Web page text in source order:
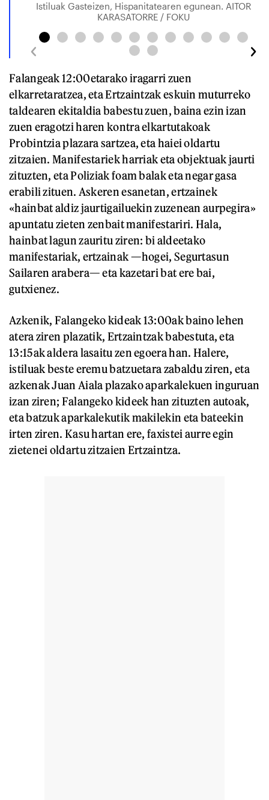
Istiluak Gasteizen, Hispanitatearen egunean. AITOR
KARASATORRE / FOKU
Falangeak 12:00etarako iragarri zuen
elkarretaratzea, eta Ertzaintzak eskuin muturreko
taldearen ekitaldia babestu zuen, baina ezin izan
zuen eragotzi haren kontra elkartutakoak
Probintzia plazara sartzea, eta haiei oldartu
zitzaien. Manifestariek harriak eta objektuak jaurti
zituzten, eta Poliziak foam balak eta negar gasa
erabili zituen. Askeren esanetan, ertzainek
«hainbat aldiz jaurtigailuekin zuzenean aurpegira»
apuntatu zieten zenbait manifestariri. Hala,
hainbat lagun zauritu ziren: bi aldeetako
manifestariak, ertzainak —hogei, Segurtasun
Sailaren arabera— eta kazetari bat ere bai,
gutxienez.
Azkenik, Falangeko kideak 13:00ak baino lehen
atera ziren plazatik, Ertzaintzak babestuta, eta
13:15ak aldera lasaitu zen egoera han. Halere,
istiluak beste eremu batzuetara zabaldu ziren, eta
azkenak Juan Aiala plazako aparkalekuen inguruan
izan ziren; Falangeko kideek han zituzten autoak,
eta batzuk aparkalekutik makilekin eta bateekin
irten ziren. Kasu hartan ere, faxistei aurre egin
zietenei oldartu zitzaien Ertzaintza.